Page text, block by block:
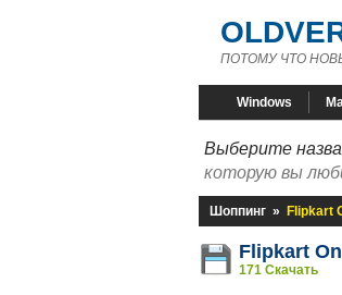
ПОТОМУ ЧТО
Windows
Выберите
которую вы
Шоппинг » Flipkart
Flipkart
171 Скачать